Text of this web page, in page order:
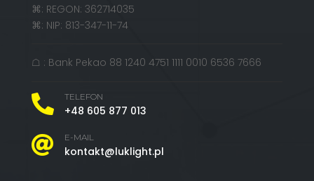
⌘: REGON: 362714035
⌘: NIP: 813-347-11-74
☖ : Bank Pekao 88 1240 4751 1111 0010 6536 7666
 TELEFON
+48 605 877 013
 E-MAIL
kontakt@luklight.pl